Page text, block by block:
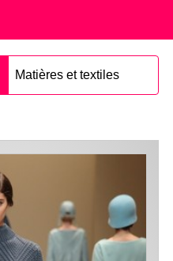
Matières et textiles